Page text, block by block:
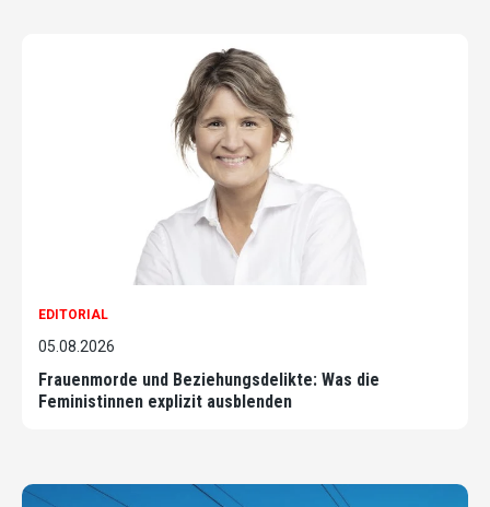
EDITORIAL
05.08.2026
Frauenmorde und Beziehungsdelikte: Was die
Feministinnen explizit ausblenden